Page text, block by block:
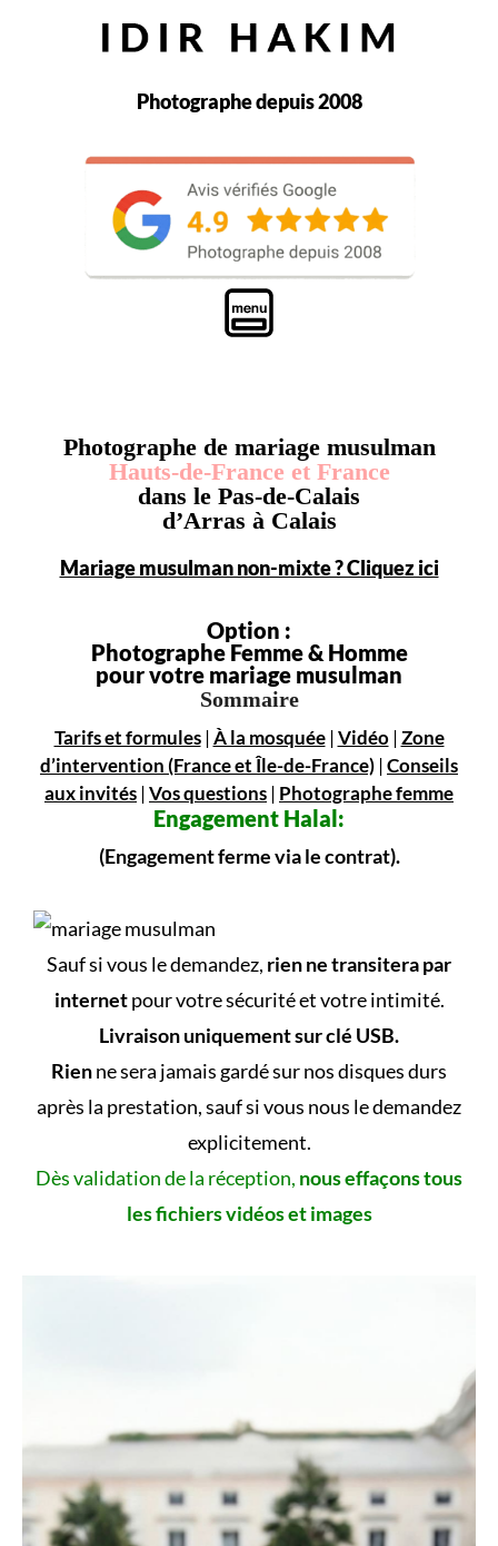
Photographe depuis 2008
Photographe de mariage musulman
Hauts-de-France et France
dans le Pas-de-Calais
d’Arras à Calais
Mariage musulman non-mixte ? Cliquez ici
Option :
Photographe Femme & Homme
pour votre mariage musulman
Sommaire
Tarifs et formules|À la mosquée|Vidéo|Zone
d’intervention (France et Île-de-France) |Conseils
aux invités |Vos questions | Photographe femme
Engagement Halal:
(Engagement ferme via le contrat).
Sauf si vous le demandez, rien ne transitera par
internetpour votre sécurité et votre intimité.
Livraison uniquement sur clé USB.
Rienne sera jamais gardé sur nos disques durs
après la prestation, sauf si vous nous le demandez
explicitement.
Dès validation de la réception, nous effaçons tous
les fichiers vidéos et images